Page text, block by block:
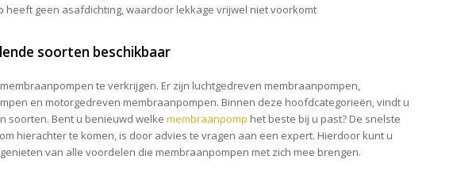
heeft geen asafdichting, waardoor lekkage vrijwel niet voorkomt
soorten beschikbaar
te verkrijgen. Er zijn luchtgedreven membraanpompen,
en motorgedreven membraanpompen. Binnen deze hoofdcategorieën, vindt u
soorten. Bent u benieuwd welke membraanpomp het beste bij u past? De snelste
hierachter te komen, is door advies te vragen aan een expert. Hierdoor kunt u
van alle voordelen die membraanpompen met zich mee brengen.